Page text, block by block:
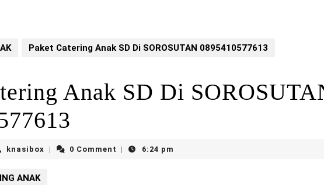
Paket Catering Anak SD Di SOROSUTAN 0895410577613
Anak SD Di
knasibox knasibox0 Comment 6:24 pm
ANAK